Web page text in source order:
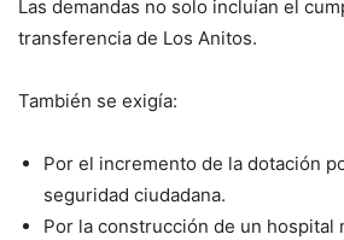
Las demandas no solo incluían el
transferencia de Los Anitos.
También se exigía:
Por el incremento de la dotación
seguridad ciudadana.
Por la construcción de un hospital